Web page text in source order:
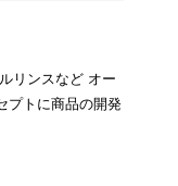
リンスなど オー
プトに商品の開発